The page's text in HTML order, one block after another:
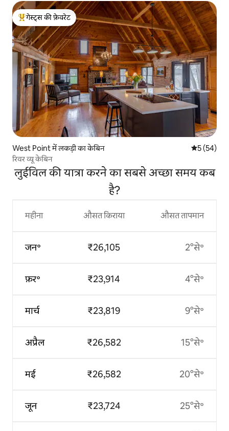
गेस्ट्स का टॉप फ़ेवरेट
गेस्ट्स की फ़ेवरेट
West Point में लकड़ी का केबिन औसत रेटिंग
5 (54)
रिवर व्यू केबिन
लुईविल की यात्रा करने का सबसे अच्छा समय कब
है?
महीना
जन॰
फ़र॰
मार्च
अप्रैल
मई
जून
औसत किराया
₹26,105
₹23,914
₹23,819
₹26,582
₹26,582
₹23,724
औसत तापमान
2°से॰
4°से॰
9°से॰
15°से॰
20°से॰
25°से॰